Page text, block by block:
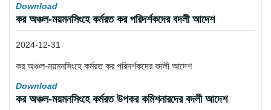
Download
কর অঞ্চল-ময়মনসিংহে কর্মরত কর পরিদর্শকদের বদলী আদেশ
2024-12-31
কর অঞ্চল-ময়মনসিংহে কর্মরত কর পরিদর্শকদের বদলী আদেশ
Download
কর অঞ্চল-ময়মনসিংহে কর্মরত উপকর কমিশনারদের বদলী আদেশ